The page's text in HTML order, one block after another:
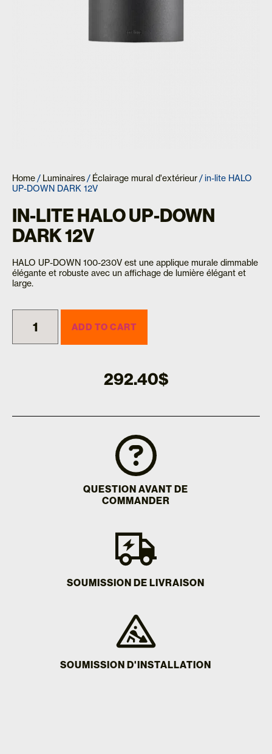
Home/ Luminaires/ Éclairage mural d'extérieur/ in-lite HALO
UP-DOWN DARK 12V
IN-LITE HALO UP-DOWN
DARK 12V
HALO UP-DOWN 100-230V est une applique murale dimmable
élégante et robuste avec un affichage de lumière élégant et
large.
ADD TO CART
292.40$
QUESTION AVANT DE
COMMANDER
SOUMISSION DE LIVRAISON
SOUMISSION D'INSTALLATION